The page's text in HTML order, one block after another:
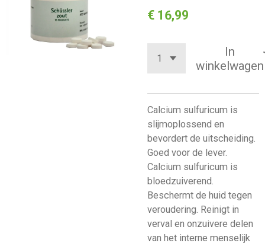
€ 16,99
In
winkelwagen
Calcium sulfuricum is
slijmoplossend en
bevordert de uitscheiding.
Goed voor de lever.
Calcium sulfuricum is
bloedzuiverend.
Beschermt de huid tegen
veroudering. Reinigt in
verval en onzuivere delen
van het interne menselijk